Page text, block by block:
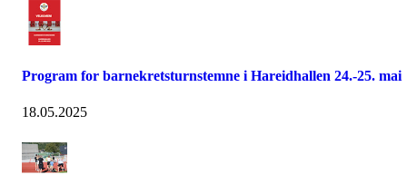
Program for barnekretsturnstemne i Hareidhallen 24.-25. mai
18.05.2025